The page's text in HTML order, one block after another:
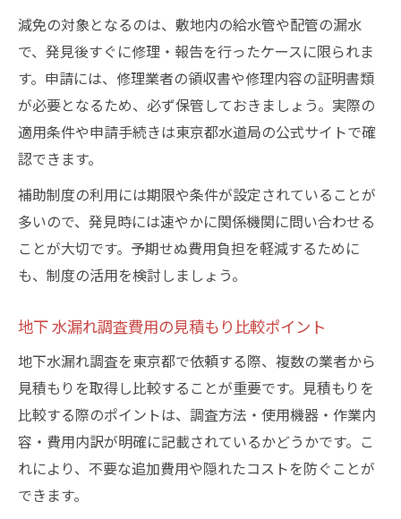
減免の対象となるのは、敷地内の給水管や配管の漏水
で、発見後すぐに修理・報告を行ったケースに限られま
す。申請には、修理業者の領収書や修理内容の証明書類
が必要となるため、必ず保管しておきましょう。実際の
適用条件や申請手続きは東京都水道局の公式サイトで確
認できます。
補助制度の利用には期限や条件が設定されていることが
多いので、発見時には速やかに関係機関に問い合わせる
ことが大切です。予期せぬ費用負担を軽減するために
も、制度の活用を検討しましょう。
地下 水漏れ調査費用の見積もり比較ポイント
地下水漏れ調査を東京都で依頼する際、複数の業者から
見積もりを取得し比較することが重要です。見積もりを
比較する際のポイントは、調査方法・使用機器・作業内
容・費用内訳が明確に記載されているかどうかです。こ
れにより、不要な追加費用や隠れたコストを防ぐことが
できます。